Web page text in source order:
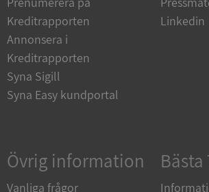
Kreditrapporten
Annonsera i
Kreditrapporten
Syna Sigill
Syna Easy kundportal
Linkedin
Övrig information
Vanliga frågor
Strikt nödvändiga kakor tillåter
och kontohantering. Webbplatsen kan inte
användas ordentligt utan strikt
Namn
__RequestVerificationToken